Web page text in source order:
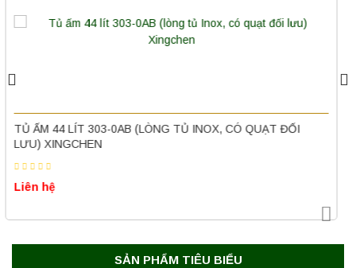
TỦ ẤM 210 LÍT (LÒNG TỦ INOX, CÓ QUẠT ĐỐI LƯU)
Liên hệ
SẢN PHẨM TIÊU BIỂU
Máy ly tâm tốc độ thấp để bàn YKL02A
Yonglekang – Máy ly tâm phòng thí nghiệm
Nồi hấp chân không BKQ-B50V BIOBASE
(50 Lít) – Giải pháp tiệt trùng hiệu quả
Yonglekang – Thiết bị ly tâm phòng thí
Liên hệ